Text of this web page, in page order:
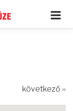
következő ››